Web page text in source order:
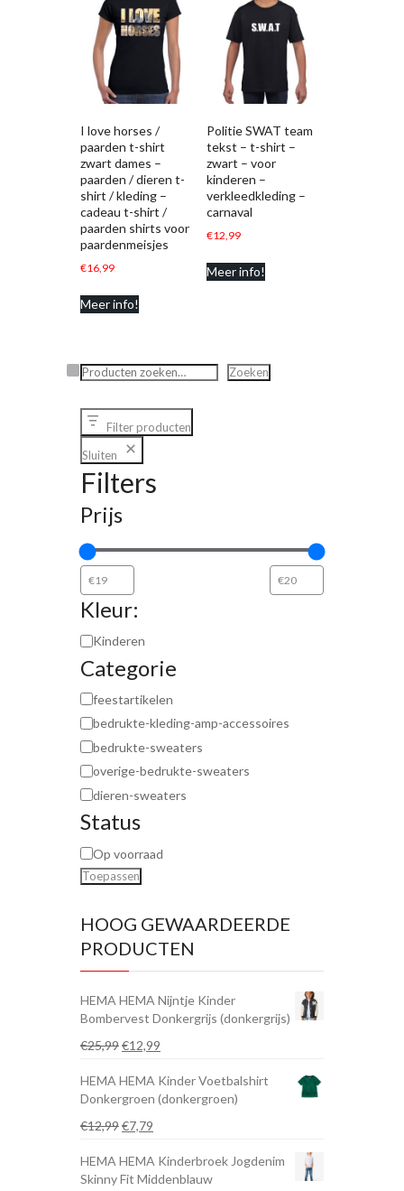
I love horses /
paarden t-shirt
zwart dames –
paarden / dieren t-
shirt / kleding –
cadeau t-shirt /
paarden shirts voor
paardenmeisjes
€16,99
Meer info!
Politie SWAT team
tekst – t-shirt –
zwart – voor
kinderen –
verkleedkleding –
carnaval
€12,99
Meer info!
Zoeken Zoeken
Filter producten
Sluiten
Filters
Prijs
Kleur:
Kinderen
Categorie
feestartikelen
bedrukte-kleding-amp-accessoires
bedrukte-sweaters
overige-bedrukte-sweaters
dieren-sweaters
Status
Op voorraad
Toepassen
HOOG GEWAARDEERDE
PRODUCTEN
HEMA HEMA Nijntje Kinder
Bombervest Donkergrijs (donkergrijs)
€25,99Oorspronkelijke
was:
€25,99.
€12,99
is:
€12,99.
HEMA HEMA Kinder Voetbalshirt
Donkergroen (donkergroen)
€12,99Oorspronkelijke
was:
€12,99.
€7,79
is:
€7,79.
HEMA HEMA Kinderbroek Jogdenim
Skinny Fit Middenblauw